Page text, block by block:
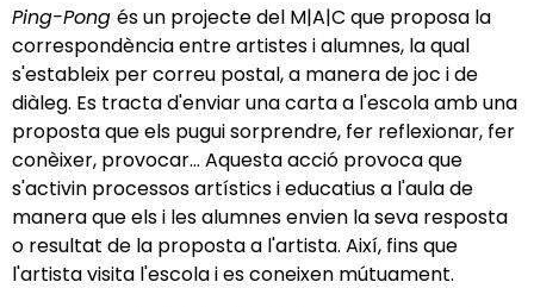
Ping-Pong és un projecte del M|A|C que proposa la
correspondència entre artistes i alumnes, la qual
s'estableix per correu postal, a manera de joc i de
diàleg. Es tracta d'enviar una carta a l'escola amb una
proposta que els pugui sorprendre, fer reflexionar, fer
conèixer, provocar… Aquesta acció provoca que
s'activin processos artístics i educatius a l'aula de
manera que els i les alumnes envien la seva resposta
o resultat de la proposta a l'artista. Així, fins que
l'artista visita l'escola i es coneixen mútuament.